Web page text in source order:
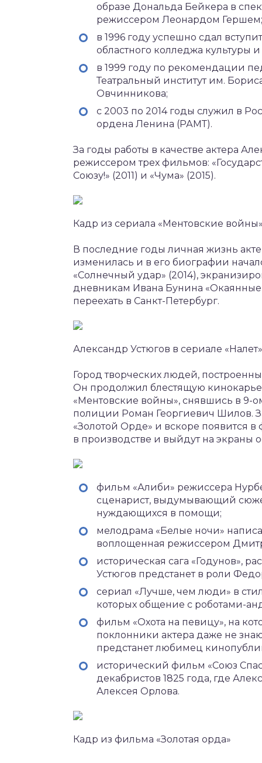
образе Дональда Бейкера в
режиссером Леонардом Гершем;
в 1996 году успешно сдал
областного колледжа культуры
в 1999 году по рекомендации
Театральный институт им.
Овчинникова;
с 2003 по 2014 годы служил в
ордена Ленина (РАМТ).
За годы работы в качестве актера
режиссером трех фильмов:
Союзу!» (2011) и «Чума» (2015).
Кадр из сериала «Ментовские
В последние годы личная жизнь
изменилась и в его биографии
«Солнечный удар» (2014),
дневникам Ивана Бунина
переехать в Санкт-Петербург.
Александр Устюгов в сериале «Налет»
Город творческих людей,
Он продолжил блестящую
«Ментовские войны», снявшись в 9-
полиции Роман Георгиевич Шилов.
«Золотой Орде» и вскоре появится
в производстве и выйдут на экраны
фильм «Алиби» режиссера
сценарист, выдумывающий
нуждающихся в помощи;
мелодрама «Белые ночи»
воплощенная режиссером
историческая сага «Годунов»,
Устюгов предстанет в роли
сериал «Лучше, чем люди» в
которых общение с роботами-
фильм «Охота на певицу», на
поклонники актера даже не
предстанет любимец
исторический фильм «Союз
декабристов 1825 года, где
Алексея Орлова.
Кадр из фильма «Золотая орда»